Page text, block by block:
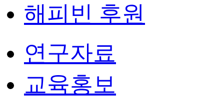
해피빈 후원
연구자료
교육홍보